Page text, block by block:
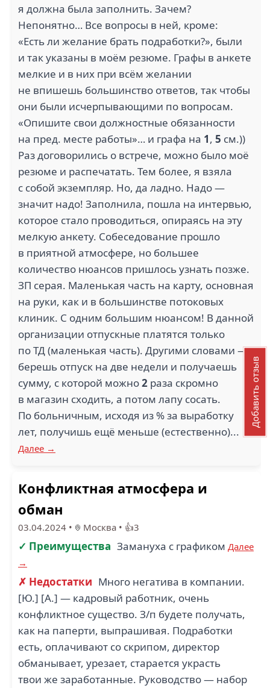
я должна была заполнить. Зачем?
Непонятно… Все вопросы в ней, кроме:
«Есть ли желание брать подработки?», были
и так указаны в моём резюме. Графы в анкете
мелкие и в них при всём желании
не впишешь большинство ответов, так чтобы
они были исчерпывающими по вопросам.
«Опишите свои должностные обязанности
на пред. месте работы»… и графа на 1, 5 см.))
Раз договорились о встрече, можно было моё
резюме и распечатать. Тем более, я взяла
с собой экземпляр. Но, да ладно. Надо —
значит надо! Заполнила, пошла на интервью,
которое стало проводиться, опираясь на эту
мелкую анкету. Собеседование прошло
в приятной атмосфере, но большее
количество нюансов пришлось узнать позже.
ЗП серая. Маленькая часть на карту, основная
на руки, как и в большинстве потоковых
клиник. С одним большим нюансом! В данной
организации отпускные платятся только
по ТД (маленькая часть). Другими словами —
берешь отпуск на две недели и получаешь
сумму, с которой можно2 раза скромно
в магазин сходить, а потом лапу сосать.
По больничным, исходя из % за выработку
лет, получишь ещё меньше (естественно)...
Далее →
Конфликтная атмосфера и
обман
03.04.2024 • Москва • 👍3
✓ Преимущества Замануха с графиком Далее
→
✗ Недостатки Много негатива в компании.
[Ю.] [А.] — кадровый работник, очень
конфликтное существо. З/п будете получать,
как на паперти, выпрашивая. Подработки
есть, оплачивают со скрипом, директор
обманывает, урезает, старается украсть
твои же заработанные. Руководство — набор
Добавить отзыв